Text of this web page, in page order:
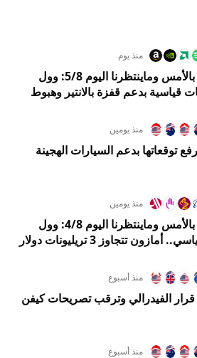
منذ يوم
ملخص الأسواق: ماحدث بالأمس وماينتظرنا اليوم 5/8: وول
قياسية بدعم قفزة بالانتير وهبوط
منذ يومين
تقفز 76% وترفع توقعاتها بدعم السيارات الهجينة
منذ يومين
ملخص الأسواق: ماحدث بالأمس وماينتظرنا اليوم 4/8: وول
ستريت تحلق لمستوى قياسي.. أمازون تتجاوز 3 تريليونات دولار
منذ أسبوع
الفيدرالي وترقب تصريحات كيفن
منذ أسبوع